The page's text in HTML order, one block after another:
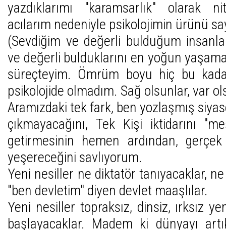
yazdıklarımı "karamsarlık" olarak
acılarım nedeniyle psikolojimin ürünü
(Sevdiğim ve değerli bulduğum
ve değerli bulduklarını en yoğun
süreçteyim. Ömrüm boyu hiç bu
psikolojide olmadım. Sağ olsunlar, var
Aramızdaki tek fark, ben yozlaşmış
çıkmayacağını, Tek Kişi iktidarını
getirmesinin hemen ardından,
yeşereceğini savlıyorum.
Yeni nesiller ne diktatör tanıyacaklar,
"ben devletim" diyen devlet maaşlılar.
Yeni nesiller topraksız, dinsiz, ırksız
başlayacaklar. Madem ki dünyayı